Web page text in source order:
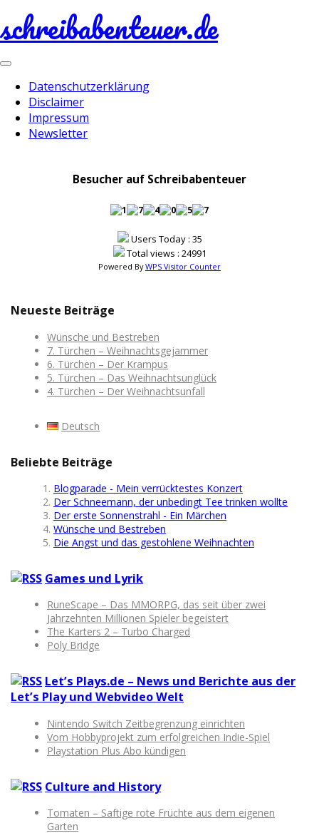
schreibabenteuer.de
Toggle
Datenschutzerklärung
Disclaimer
Impressum
Newsletter
Besucher auf Schreibabenteuer
Users Today : 35
Total views : 24991
Powered ByWPS Visitor Counter
Neueste Beiträge
Wünsche und Bestreben
7. Türchen – Weihnachtsgejammer
6. Türchen – Der Krampus
5. Türchen – Das Weihnachtsunglück
4. Türchen – Der Weihnachtsunfall
Deutsch
Beliebte Beiträge
Blogparade - Mein verrücktestes Konzert
Der Schneemann, der unbedingt Tee trinken wollte
Der erste Sonnenstrahl - Ein Märchen
Wünsche und Bestreben
Die Angst und das gestohlene Weihnachten
Games und Lyrik
RuneScape – Das MMORPG, das seit über zwei
Jahrzehnten Millionen Spieler begeistert
The Karters 2 – Turbo Charged
Poly Bridge
Let’s Plays.de – News und Berichte aus der
Let’s Play und Webvideo Welt
Nintendo Switch Zeitbegrenzung einrichten
Vom Hobbyprojekt zum erfolgreichen Indie-Spiel
Playstation Plus Abo kündigen
Culture and History
Tomaten – Saftige rote Früchte aus dem eigenen
Garten